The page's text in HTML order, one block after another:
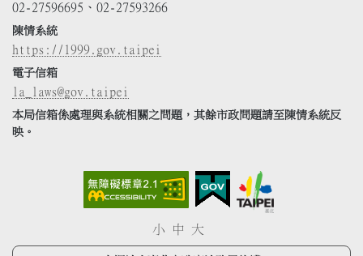
02-27596695、02-27593266
陳情系統
https://1999.gov.taipei
電子信箱
la_laws@gov.taipei
本局信箱係處理與系統相關之問題，其餘市政問題請至陳情系統反
映。
小 中 大